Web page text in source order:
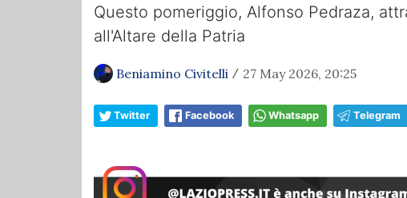
Questo pomeriggio, Alfonso Pedraza,
all'Altare della Patria
Beniamino Civitelli / 27 May 2026, 20:25
Twitter Facebook Whatsapp Telegram